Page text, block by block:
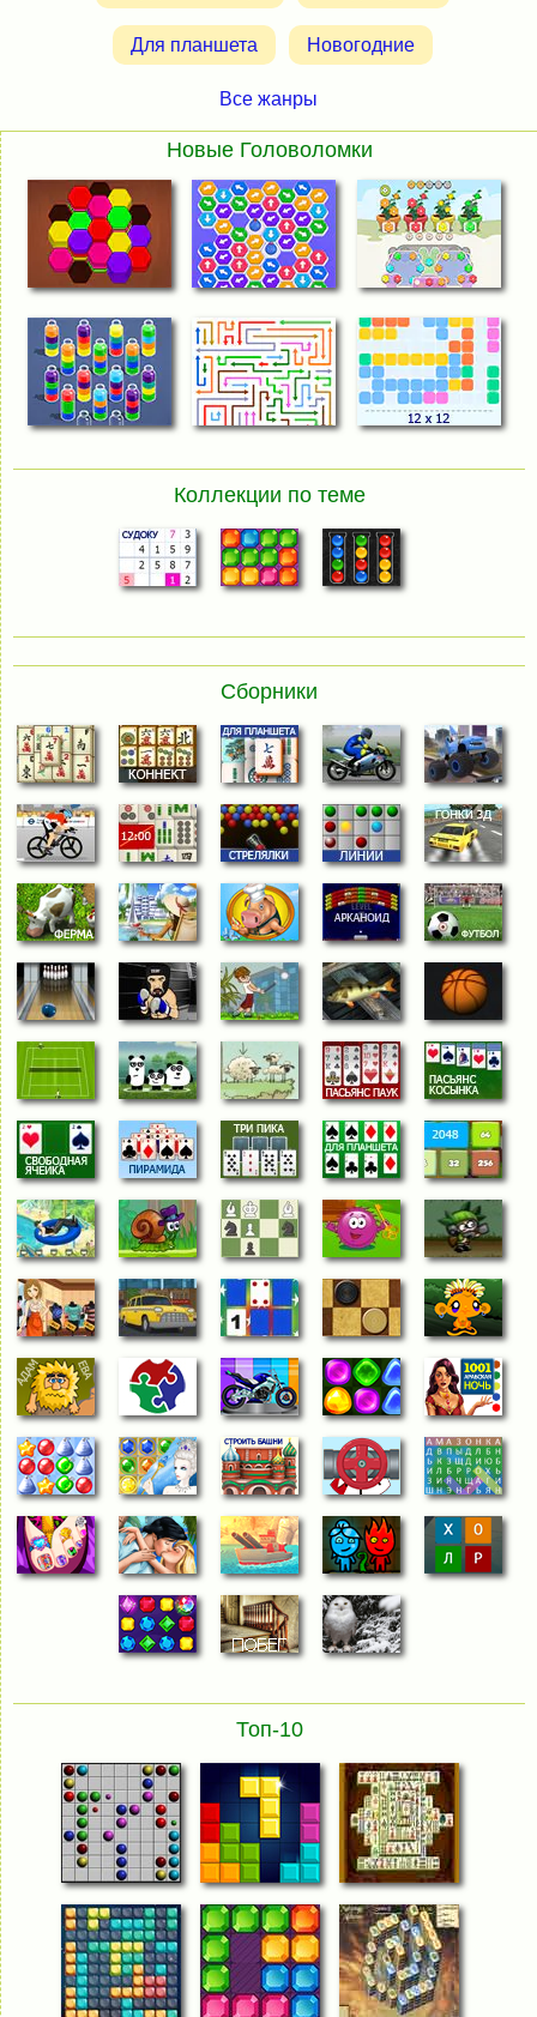
Для планшета Новогодние
Все жанры
Новые Головоломки
Коллекции по теме
Сборники
Топ-10